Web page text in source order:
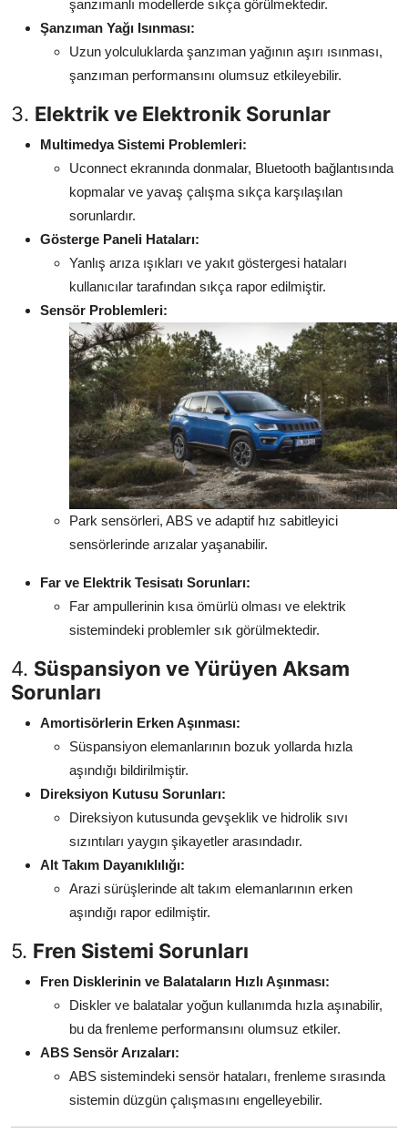
şanzımanlı modellerde sıkça görülmektedir.
Şanzıman Yağı Isınması:
Uzun yolculuklarda şanzıman yağının aşırı ısınması,
şanzıman performansını olumsuz etkileyebilir.
3. Elektrik ve Elektronik Sorunlar
Multimedya Sistemi Problemleri:
Uconnect ekranında donmalar, Bluetooth bağlantısında
kopmalar ve yavaş çalışma sıkça karşılaşılan
sorunlardır.
Gösterge Paneli Hataları:
Yanlış arıza ışıkları ve yakıt göstergesi hataları
kullanıcılar tarafından sıkça rapor edilmiştir.
Sensör Problemleri:
Park sensörleri, ABS ve adaptif hız sabitleyici
sensörlerinde arızalar yaşanabilir.
Far ve Elektrik Tesisatı Sorunları:
Far ampullerinin kısa ömürlü olması ve elektrik
sistemindeki problemler sık görülmektedir.
4. Süspansiyon ve Yürüyen Aksam
Sorunları
Amortisörlerin Erken Aşınması:
Süspansiyon elemanlarının bozuk yollarda hızla
aşındığı bildirilmiştir.
Direksiyon Kutusu Sorunları:
Direksiyon kutusunda gevşeklik ve hidrolik sıvı
sızıntıları yaygın şikayetler arasındadır.
Alt Takım Dayanıklılığı:
Arazi sürüşlerinde alt takım elemanlarının erken
aşındığı rapor edilmiştir.
5. Fren Sistemi Sorunları
Fren Disklerinin ve Balataların Hızlı Aşınması:
Diskler ve balatalar yoğun kullanımda hızla aşınabilir,
bu da frenleme performansını olumsuz etkiler.
ABS Sensör Arızaları:
ABS sistemindeki sensör hataları, frenleme sırasında
sistemin düzgün çalışmasını engelleyebilir.